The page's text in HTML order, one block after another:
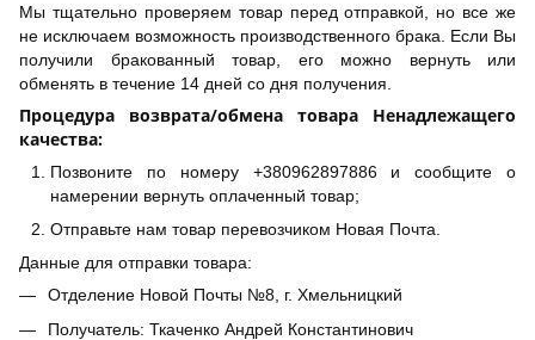
Мы тщательно проверяем товар перед отправкой, но все же
не исключаем возможность производственного брака. Если Вы
получили бракованный товар, его можно вернуть или
обменять в течение 14 дней со дня получения.
Процедура возврата/обмена товара Ненадлежащего
качества:
Позвоните по номеру +380962897886 и сообщите о
намерении вернуть оплаченный товар;
Отправьте нам товар перевозчиком Новая Почта.
Данные для отправки товара:
Отделение Новой Почты №8, г. Хмельницкий
Получатель: Ткаченко Андрей Константинович